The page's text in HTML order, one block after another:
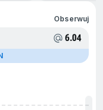
Obserwuj
6.04